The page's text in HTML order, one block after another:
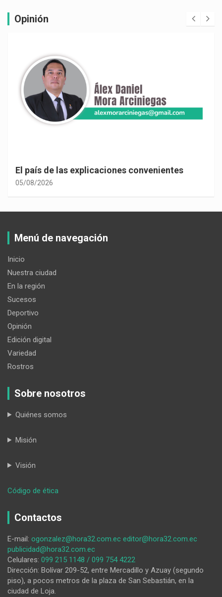
Opinión
El país de las explicaciones convenientes
05/08/2026
Menú de navegación
Inicio
Nuestra ciudad
En la región
Sucesos
Deportivo
Opinión
Edición digital
Variedad
Rostros
Sobre nosotros
Quiénes somos
Misión
Visión
Código de ética
la
pública?
Contactos
E-mail: ogonzalez@hora32.com.ec editor@hora32.com.ec
publicidad@hora32.com.ec
Celulares: 099 215 1148 / 099 754 4222
Dirección: Bolívar 209-52, entre Mercadillo y Azuay (segundo
piso), a pocos metros de la plaza de San Sebastián, en la
ciudad de Loja.